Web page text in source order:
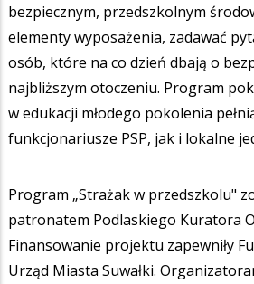
bezpiecznym, przedszkolnym
elementy wyposażenia, zadawać
osób, które na co dzień dbają o
najbliższym otoczeniu. Program
w edukacji młodego pokolenia
funkcjonariusze PSP, jak i lokalne
Program „Strażak w przedszkolu"
patronatem Podlaskiego Kuratora
Finansowanie projektu zapewniły
Urząd Miasta Suwałki.